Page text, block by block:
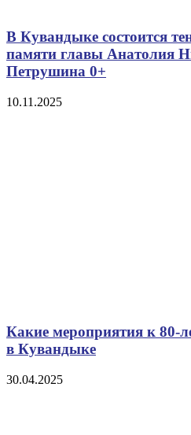
В Кувандыке состоится
памяти главы Анатолия
Петрушина 0+
10.11.2025
Какие мероприятия к 80-
в Кувандыке
30.04.2025